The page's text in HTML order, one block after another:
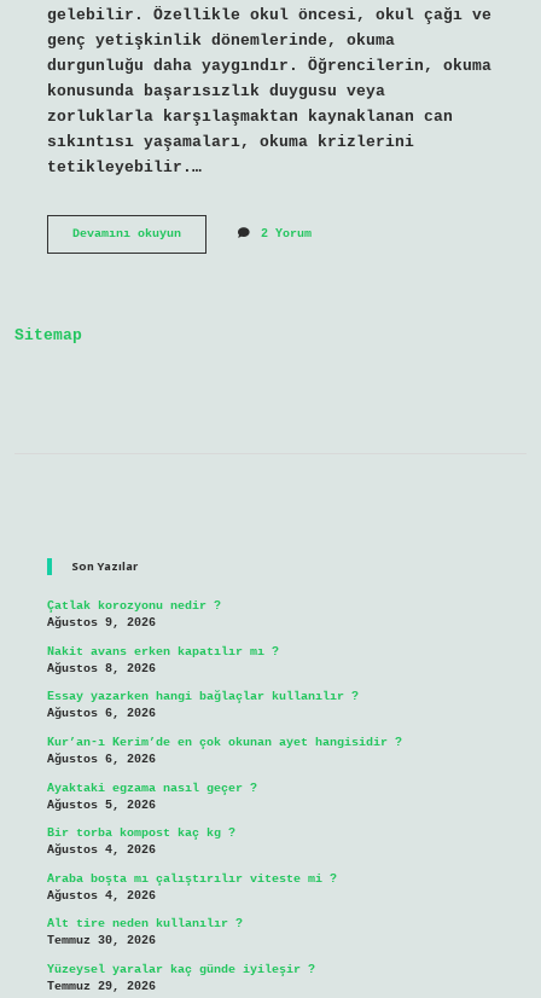
gelebilir. Özellikle okul öncesi, okul çağı ve
genç yetişkinlik dönemlerinde, okuma
durgunluğu daha yaygındır. Öğrencilerin, okuma
konusunda başarısızlık duygusu veya
zorluklarla karşılaşmaktan kaynaklanan can
sıkıntısı yaşamaları, okuma krizlerini
tetikleyebilir.…
Devamını okuyunReading
2 Yorum
Sitemap
Son Yazılar
Çatlak korozyonu nedir ?
Ağustos 9, 2026
Nakit avans erken kapatılır mı ?
Ağustos 8, 2026
Essay yazarken hangi bağlaçlar kullanılır ?
Ağustos 6, 2026
Kur’an-ı Kerim’de en çok okunan ayet hangisidir ?
Ağustos 6, 2026
Ayaktaki egzama nasıl geçer ?
Ağustos 5, 2026
Bir torba kompost kaç kg ?
Ağustos 4, 2026
Araba boşta mı çalıştırılır viteste mi ?
Ağustos 4, 2026
Alt tire neden kullanılır ?
Temmuz 30, 2026
Yüzeysel yaralar kaç günde iyileşir ?
Temmuz 29, 2026